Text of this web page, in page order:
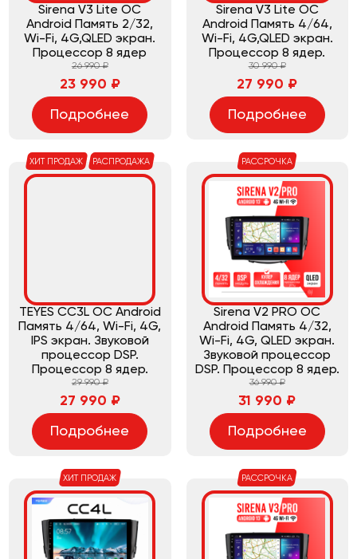
Sirena V3 Lite ОС
Android Память 2/32,
Wi-Fi, 4G,QLED экран.
Процессор 8 ядер
26 990 ₽
23 990 ₽
Подробнее
Sirena V3 Lite ОС
Android Память 4/64,
Wi-Fi, 4G,QLED экран.
Процессор 8 ядер.
30 990 ₽
27 990 ₽
Подробнее
ХИТ ПРОДАЖ РАСПРОДАЖА
TEYES CC3L ОС Android
Память 4/64, Wi-Fi, 4G,
IPS экран. Звуковой
процессор DSP.
Процессор 8 ядер.
29 990 ₽
27 990 ₽
Подробнее
РАССРОЧКА
Sirena V2 PRO ОС
Android Память 4/32,
Wi-Fi, 4G, QLED экран.
Звуковой процессор
DSP. Процессор 8 ядер.
36 990 ₽
31 990 ₽
Подробнее
ХИТ ПРОДАЖ РАССРОЧКА